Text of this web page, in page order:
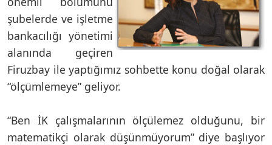
şubelerde ve işletme
bankacılığı yönetimi
alanında geçiren
Firuzbay ile yaptığımız sohbette konu doğal olarak
“ölçümlemeye” geliyor.
“Ben İK çalışmalarının ölçülemez olduğunu, bir
matematikçi olarak düşünmüyorum” diye başlıyor